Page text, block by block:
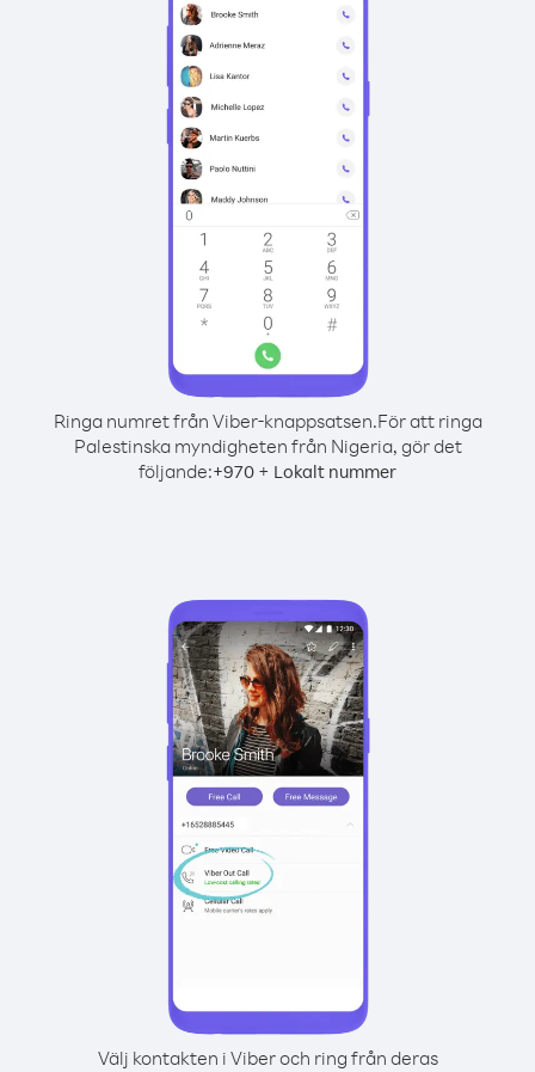
Ringa numret från Viber-knappsatsen.För att ringa
Palestinska myndigheten från Nigeria, gör det
följande:+970 + Lokalt nummer
Välj kontakten i Viber och ring från deras